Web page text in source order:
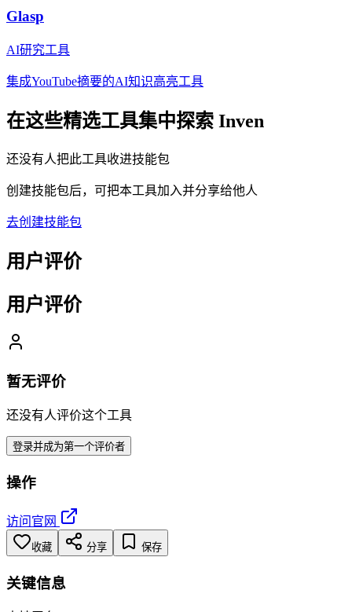
Glasp
AI研究工具
集成YouTube摘要的AI知识高亮工具
在这些精选工具集中探索 Inven
还没有人把此工具收进技能包
创建技能包后，可把本工具加入并分享给他人
去创建技能包
用户评价
用户评价
暂无评价
还没有人评价这个工具
登录并成为第一个评价者
操作
访问官网
收藏 分享 保存
关键信息